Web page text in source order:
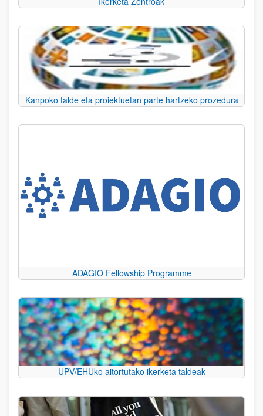
Kanpoko talde eta proiektuetan parte hartzeko prozedura
ADAGIO Fellowship Programme
UPV/EHUko aitortutako ikerketa taldeak